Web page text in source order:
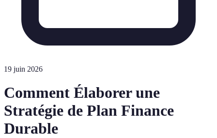
19 juin 2026
Comment Élaborer une
Stratégie de Plan Finance
Durable